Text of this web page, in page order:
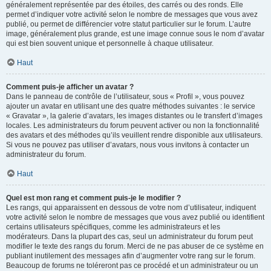
généralement représentée par des étoiles, des carrés ou des ronds. Elle
permet d’indiquer votre activité selon le nombre de messages que vous avez
publié, ou permet de différencier votre statut particulier sur le forum. L’autre
image, généralement plus grande, est une image connue sous le nom d’avatar
qui est bien souvent unique et personnelle à chaque utilisateur.
Haut
Comment puis-je afficher un avatar ?
Dans le panneau de contrôle de l’utilisateur, sous « Profil », vous pouvez
ajouter un avatar en utilisant une des quatre méthodes suivantes : le service
« Gravatar », la galerie d’avatars, les images distantes ou le transfert d’images
locales. Les administrateurs du forum peuvent activer ou non la fonctionnalité
des avatars et des méthodes qu’ils veuillent rendre disponible aux utilisateurs.
Si vous ne pouvez pas utiliser d’avatars, nous vous invitons à contacter un
administrateur du forum.
Haut
Quel est mon rang et comment puis-je le modifier ?
Les rangs, qui apparaissent en dessous de votre nom d’utilisateur, indiquent
votre activité selon le nombre de messages que vous avez publié ou identifient
certains utilisateurs spécifiques, comme les administrateurs et les
modérateurs. Dans la plupart des cas, seul un administrateur du forum peut
modifier le texte des rangs du forum. Merci de ne pas abuser de ce système en
publiant inutilement des messages afin d’augmenter votre rang sur le forum.
Beaucoup de forums ne toléreront pas ce procédé et un administrateur ou un